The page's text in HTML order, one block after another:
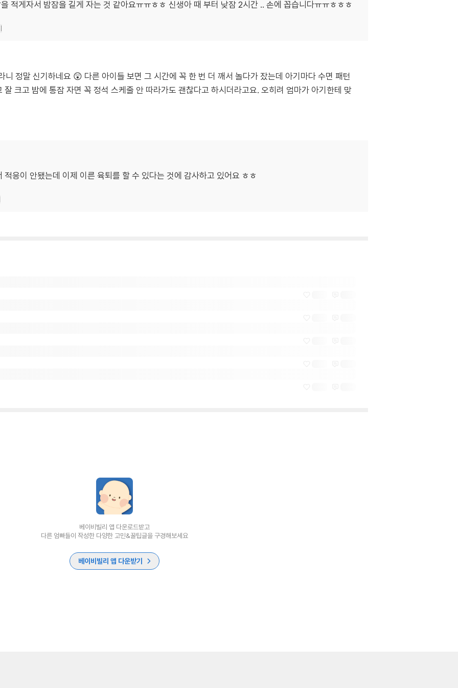
적게자서 밤잠을 길게 자는 것 같아요ㅠㅠㅎㅎ 신생아 때 부터 낮잠 2시간 .. 손에 꼽습니다ㅠㅠㅎㅎㅎ
정말 신기하네요 😲 다른 아이들 보면 그 시간에 꼭 한 번 더 깨서 놀다가 잤는데 아기마다 수면 패턴
잘 크고 밤에 통잠 자면 꼭 정석 스케줄 안 따라가도 괜찮다고 하시더라고요. 오히려 엄마가 아기한테 맞
응이 안됐는데 이제 이른 육퇴를 할 수 있다는 것에 감사하고 있어요 ㅎㅎ
베이비빌리 앱 다운로드받고
다른 엄빠들이 작성한 다양한 고민&꿀팁글을 구경해보세요
베이비빌리 앱 다운받기